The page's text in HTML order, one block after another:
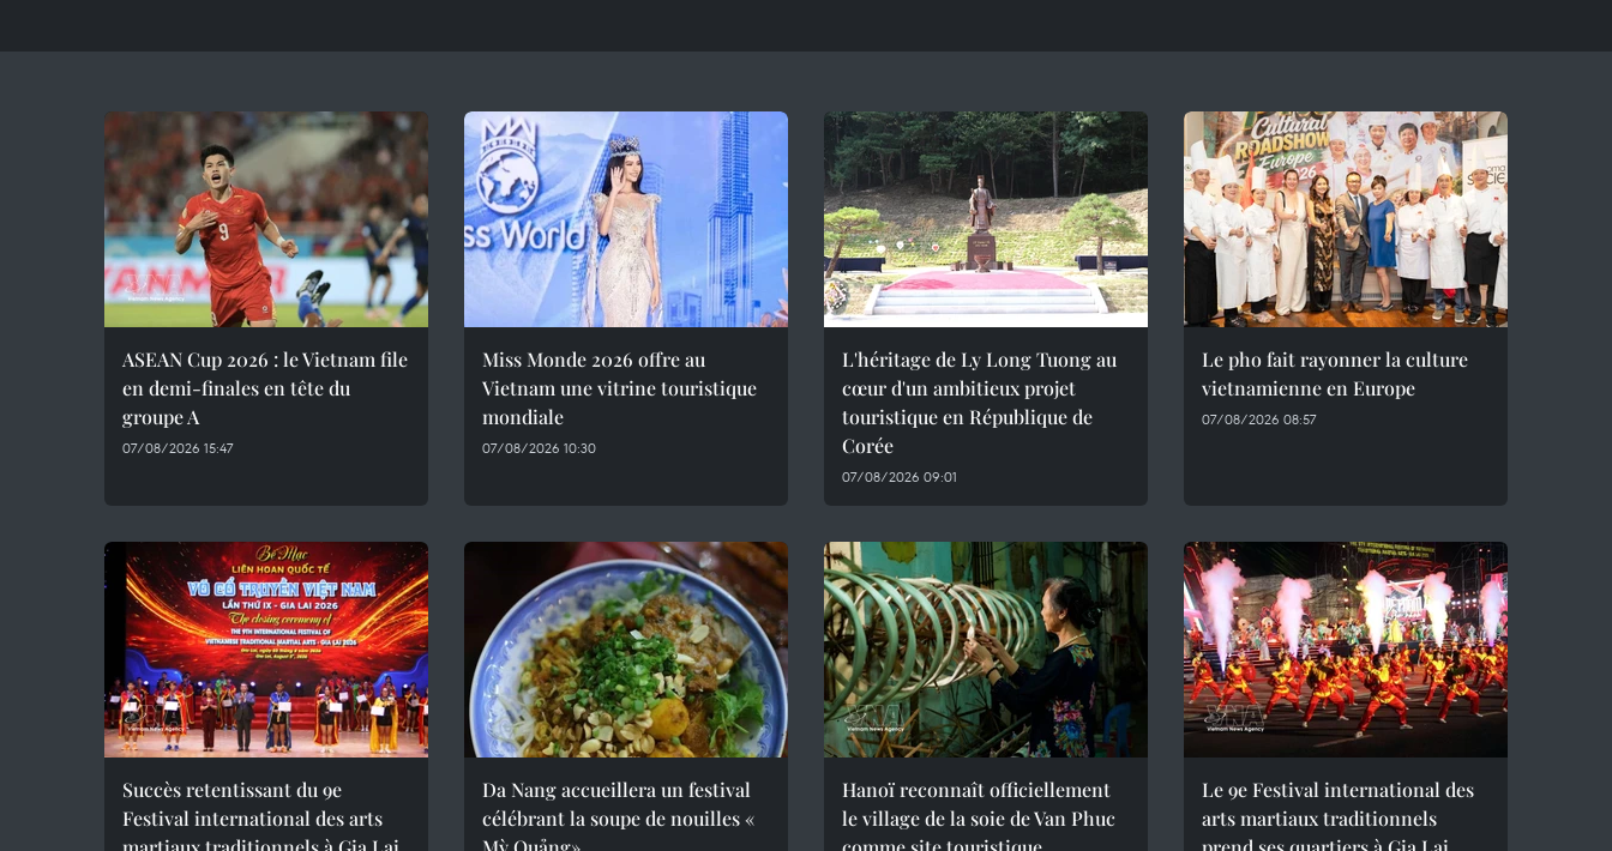
ASEAN Cup 2026 : le Vietnam file
en demi-finales en tête du
groupe A
07/08/2026 15:47
Miss Monde 2026 offre au
Vietnam une vitrine touristique
mondiale
07/08/2026 10:30
L'héritage de Ly Long Tuong au
cœur d'un ambitieux projet
touristique en République de
Corée
07/08/2026 09:01
Le pho fait rayonner la culture
vietnamienne en Europe
07/08/2026 08:57
Succès retentissant du 9e
Festival international des arts
Da Nang accueillera un festival
célébrant la soupe de nouilles «
Hanoï reconnaît officiellement
le village de la soie de Van Phuc
Le 9e Festival international des
arts martiaux traditionnels